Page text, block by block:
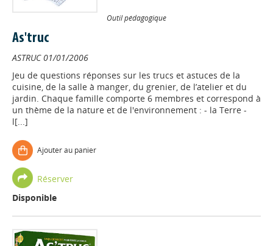
Outil pédagogique
As'truc
ASTRUC 01/01/2006
Jeu de questions réponses sur les trucs et astuces de la
cuisine, de la salle à manger, du grenier, de l’atelier et du
jardin. Chaque famille comporte 6 membres et correspond à
un thème de la nature et de l'environnement : - la Terre -
l[...]
Ajouter au panier
Réserver
Disponible